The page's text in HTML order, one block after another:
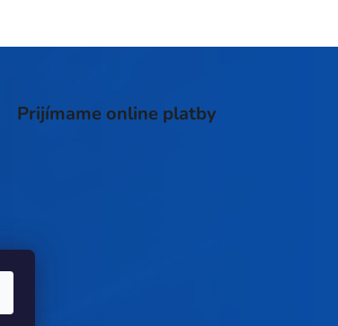
Prijímame online platby